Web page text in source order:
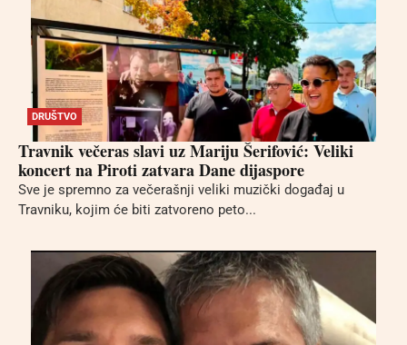
DRUŠTVO
Travnik večeras slavi uz Mariju Šerifović: Veliki
koncert na Piroti zatvara Dane dijaspore
Sve je spremno za večerašnji veliki muzički događaj u
Travniku, kojim će biti zatvoreno peto...